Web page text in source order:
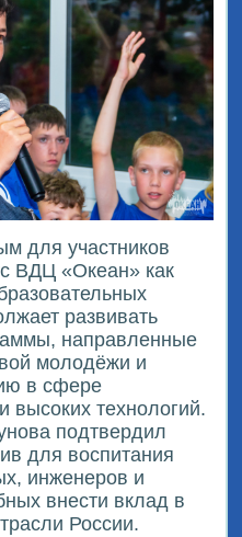
для участников
ВДЦ «Океан» как
развивать
направленные
молодёжи и
в сфере
высоких технологий.
подтвердил
для воспитания
инженеров и
внести вклад в
России.